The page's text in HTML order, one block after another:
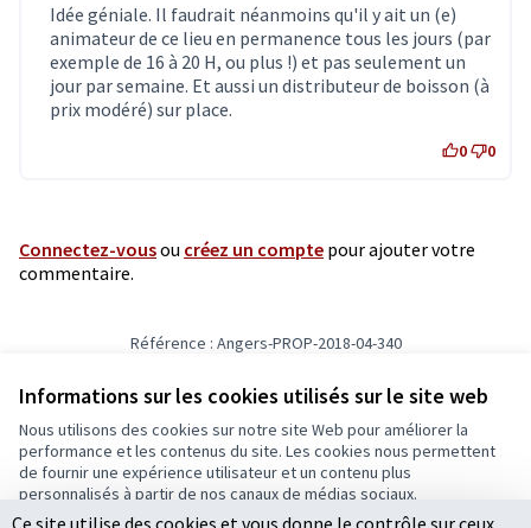
Informations sur les cookies utilisés sur le site web
Nous utilisons des cookies sur notre site Web pour améliorer la
performance et les contenus du site. Les cookies nous permettent
de fournir une expérience utilisateur et un contenu plus
personnalisés à partir de nos canaux de médias sociaux.
Tout accepter
Idée géniale. Il faudrait néanmoins qu'il y ait un (e)
animateur de ce lieu en permanence tous les jours (par
exemple de 16 à 20 H, ou plus !) et pas seulement un
jour par semaine. Et aussi un distributeur de boisson (à
prix modéré) sur place.
0 0
Connectez-vousou créez un compte pour ajouter votre
commentaire.
Référence : Angers-PROP-2018-04-340
Conditions d'utilisation
Paramètres des cookies
Ecrivons Angers sur X
(Lien externe)
Ecrivons Angers sur Facebook
(Lien externe)
Ce site utilise des cookies et vous donne le contrôle sur ceux